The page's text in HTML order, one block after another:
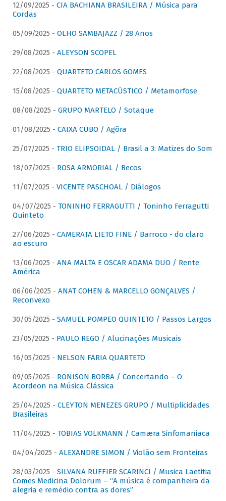
12/09/2025 - CIA BACHIANA BRASILEIRA / Música para
Cordas
05/09/2025 - OLHO SAMBAJAZZ / 28 Anos
29/08/2025 - ALEYSON SCOPEL
22/08/2025 - QUARTETO CARLOS GOMES
15/08/2025 - QUARTETO METACÚSTICO / Metamorfose
08/08/2025 - GRUPO MARTELO / Sotaque
01/08/2025 - CAIXA CUBO / Agôra
25/07/2025 - TRIO ELIPSOIDAL / Brasil a 3: Matizes do Som
18/07/2025 - ROSA ARMORIAL / Becos
11/07/2025 - VICENTE PASCHOAL / Diálogos
04/07/2025 - TONINHO FERRAGUTTI / Toninho Ferragutti
Quinteto
27/06/2025 - CAMERATA LIETO FINE / Barroco - do claro
ao escuro
13/06/2025 - ANA MALTA E OSCAR ADAMA DUO / Rente
América
06/06/2025 - ANAT COHEN & MARCELLO GONÇALVES /
Reconvexo
30/05/2025 - SAMUEL POMPEO QUINTETO / Passos Largos
23/05/2025 - PAULO REGO / Alucinações Musicais
16/05/2025 - NELSON FARIA QUARTETO
09/05/2025 - RONISON BORBA / Concertando – O
Acordeon na Música Clássica
25/04/2025 - CLEYTON MENEZES GRUPO / Multiplicidades
Brasileiras
11/04/2025 - TOBIAS VOLKMANN / Camæra Sinfomaniaca
04/04/2025 - ALEXANDRE SIMON / Violão sem Fronteiras
28/03/2025 - SILVANA RUFFIER SCARINCI / Musica Laetitia
Comes Medicina Dolorum – “A música é companheira da
alegria e remédio contra as dores”